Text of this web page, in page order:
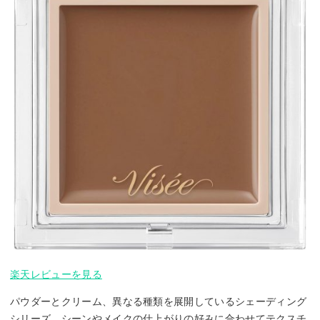
楽天レビューを見る
パウダーとクリーム、異なる種類を展開しているシェーディング